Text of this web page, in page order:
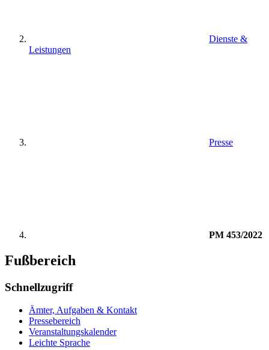
Dienste &
Leistungen
Presse
PM 453/2022
Fußbereich
Schnellzugriff
Ämter, Aufgaben & Kontakt
Pressebereich
Veranstaltungskalender
Leichte Sprache